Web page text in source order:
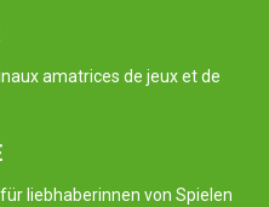
amatrices de jeux et de
liebhaberinnen von Spielen